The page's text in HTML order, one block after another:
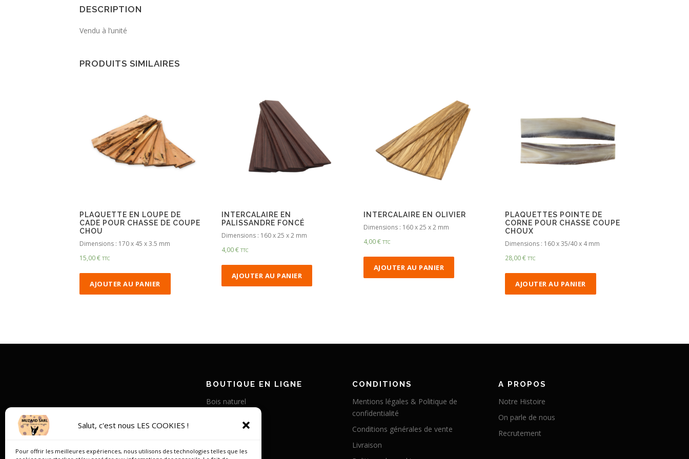
Salut, c'est nous LES COOKIES !
Pour offrir les meilleures expériences, nous utilisons des technologies telles que les
DESCRIPTION
Vendu à l’unité
PRODUITS SIMILAIRES
PLAQUETTE EN LOUPE DE
CADE POUR CHASSE DE COUPE
CHOU
Dimensions : 170 x 45 x 3.5 mm
15,00€ TTC
AJOUTER AU PANIER
INTERCALAIRE EN
PALISSANDRE FONCÉ
Dimensions : 160 x 25 x 2 mm
4,00€ TTC
AJOUTER AU PANIER
INTERCALAIRE EN OLIVIER
Dimensions : 160 x 25 x 2 mm
4,00€ TTC
AJOUTER AU PANIER
PLAQUETTES POINTE DE
CORNE POUR CHASSE COUPE
CHOUX
Dimensions : 160 x 35/40 x 4 mm
28,00€ TTC
AJOUTER AU PANIER
BOUTIQUE EN LIGNE
Bois naturel
Os de chameau
CONDITIONS
Mentions légales & Politique de
confidentialité
Conditions générales de vente
Livraison
A PROPOS
Notre Histoire
On parle de nous
Recrutement